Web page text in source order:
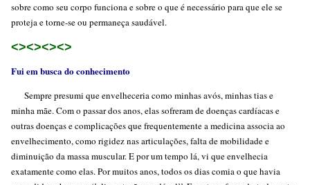
sobre como seu corpo funciona e sobre o que é necessário para que ele se
proteja e torne-se ou permaneça saudável.
<><><><>
Fui em busca do conhecimento
Sempre presumi que envelheceria como minhas avós, minhas tias e
minha mãe. Com o passar dos anos, elas sofreram de doenças cardíacas e
outras doenças e complicações que frequentemente a medicina associa ao
envelhecimento, como rigidez nas articulações, falta de mobilidade e
diminuição da massa muscular. E por um tempo lá, vi que envelhecia
exatamente como elas. Por muitos anos, todos os dias comia o que havia